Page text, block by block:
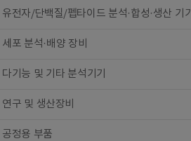
유전자/단백질/펩타이드 분석·합성·생산 기기
세포 분석·배양 장비
다기능 및 기타 분석기기
연구 및 생산장비
공정용 부품